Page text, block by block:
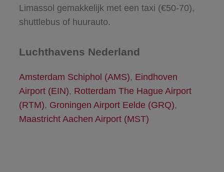
Limassol gemakkelijk met een taxi (€50-70),
shuttlebus of huurauto.
Luchthavens Nederland
Amsterdam Schiphol (AMS), Eindhoven
Airport (EIN), Rotterdam The Hague Airport
(RTM), Groningen Airport Eelde (GRQ),
Maastricht Aachen Airport (MST)